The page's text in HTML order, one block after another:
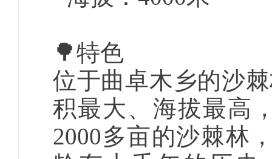
🌳特色
位于曲卓木乡的沙
积最大、海拔最高
2000多亩的沙棘林